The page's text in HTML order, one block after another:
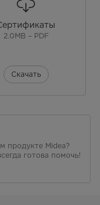
2.0MB – PDF
Скачать
продукте Midea?
готова помочь!